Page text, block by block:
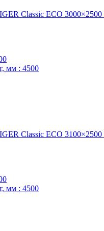
Classic ECO
мм : 4500
Classic ECO
мм : 4500